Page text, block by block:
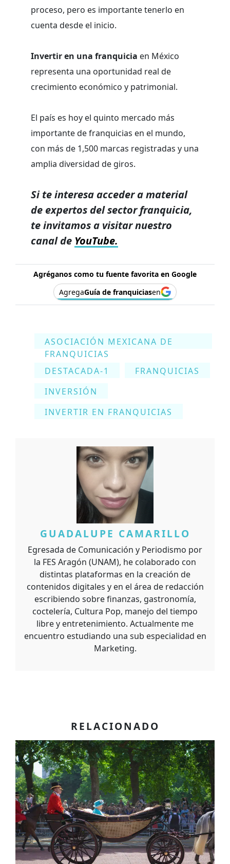
proceso, pero es importante tenerlo en
cuenta desde el inicio.
Invertir en una franquicia en México
representa una oportunidad real de
crecimiento económico y patrimonial.
El país es hoy el quinto mercado más
importante de franquicias en el mundo,
con más de 1,500 marcas registradas y una
amplia diversidad de giros.
Si te interesa acceder a material
de expertos del sector franquicia,
te invitamos a visitar nuestro
canal de YouTube.
Agréganos como tu fuente favorita en Google
AgregaGuía de franquiciasen
ASOCIACIÓN MEXICANA DE
FRANQUICIAS
DESTACADA-1
FRANQUICIAS
INVERSIÓN
INVERTIR EN FRANQUICIAS
GUADALUPE CAMARILLO
Egresada de Comunicación y Periodismo por
la FES Aragón (UNAM), he colaborado con
distintas plataformas en la creación de
contenidos digitales y en el área de redacción
escribiendo sobre finanzas, gastronomía,
coctelería, Cultura Pop, manejo del tiempo
libre y entretenimiento. Actualmente me
encuentro estudiando una sub especialidad en
Marketing.
RELACIONADO